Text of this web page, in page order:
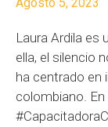
Laura Ardila es
ella, el silencio
ha centrado en
colombiano.